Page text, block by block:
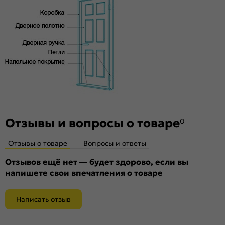
высококачественного соснового бруса и MDF,
и практически бесшумного закрывания
Отзывы и вопросы о товаре0
Отзывы о товаре Вопросы и ответы
Отзывов ещё нет — будет здорово, если вы
напишете свои впечатления о товаре
Написать отзыв